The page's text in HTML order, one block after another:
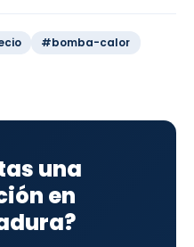
#bomba-calor
una
en